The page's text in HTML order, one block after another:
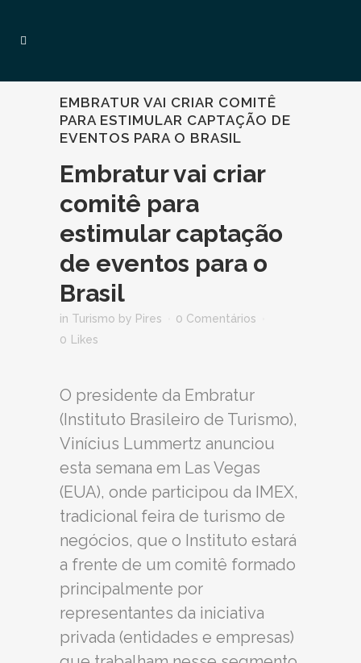
EMBRATUR VAI CRIAR COMITÊ
PARA ESTIMULAR CAPTAÇÃO DE
EVENTOS PARA O BRASIL
Embratur vai criar
comitê para
estimular captação
de eventos para o
Brasil
in Turismo by Pires
0 Comentários
0
Likes
O presidente da Embratur
(Instituto Brasileiro de Turismo),
Vinícius Lummertz anunciou
esta semana em Las Vegas
(EUA), onde participou da IMEX,
tradicional feira de turismo de
negócios, que o Instituto estará
a frente de um comitê formado
principalmente por
representantes da iniciativa
privada (entidades e empresas)